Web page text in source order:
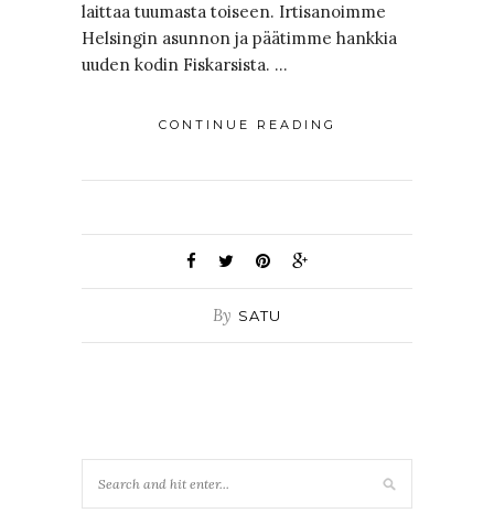
laittaa tuumasta toiseen. Irtisanoimme
Helsingin asunnon ja päätimme hankkia
uuden kodin Fiskarsista. …
CONTINUE READING
By SATU